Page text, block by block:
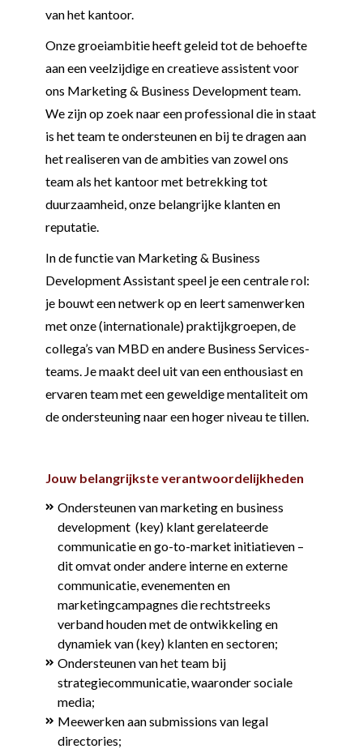
van het kantoor.
Onze groeiambitie heeft geleid tot de behoefte
aan een veelzijdige en creatieve assistent voor
ons Marketing & Business Development team.
We zijn op zoek naar een professional die in staat
is het team te ondersteunen en bij te dragen aan
het realiseren van de ambities van zowel ons
team als het kantoor met betrekking tot
duurzaamheid, onze belangrijke klanten en
reputatie.
In de functie van Marketing & Business
Development Assistant speel je een centrale rol:
je bouwt een netwerk op en leert samenwerken
met onze (internationale) praktijkgroepen, de
collega’s van MBD en andere Business Services-
teams. Je maakt deel uit van een enthousiast en
ervaren team met een geweldige mentaliteit om
de ondersteuning naar een hoger niveau te tillen.
Jouw belangrijkste verantwoordelijkheden
Ondersteunen van marketing en business
development (key) klant gerelateerde
communicatie en go-to-market initiatieven –
dit omvat onder andere interne en externe
communicatie, evenementen en
marketingcampagnes die rechtstreeks
verband houden met de ontwikkeling en
dynamiek van (key) klanten en sectoren;
Ondersteunen van het team bij
strategiecommunicatie, waaronder sociale
media;
Meewerken aan submissions van legal
directories;